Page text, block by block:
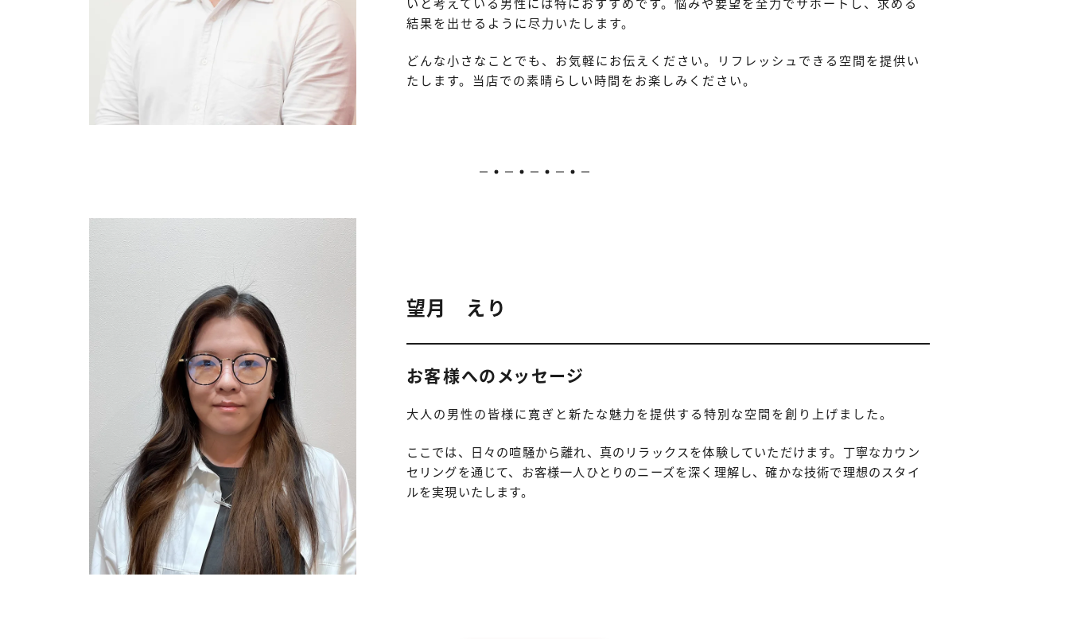
いと考えている男性には特におすすめです。悩みや要望を全力でサポートし、求める
結果を出せるように尽力いたします。
どんな小さなことでも、お気軽にお伝えください。リフレッシュできる空間を提供い
たします。当店での素晴らしい時間をお楽しみください。
望月 えり
お客様へのメッセージ
大人の男性の皆様に寛ぎと新たな魅力を提供する特別な空間を創り上げました。
ここでは、日々の喧騒から離れ、真のリラックスを体験していただけます。丁寧なカウン
セリングを通じて、お客様一人ひとりのニーズを深く理解し、確かな技術で理想のスタイ
ルを実現いたします。